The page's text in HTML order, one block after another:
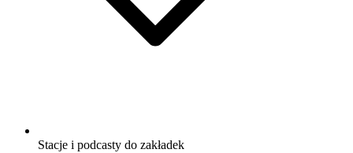
Stacje i podcasty do zakładek